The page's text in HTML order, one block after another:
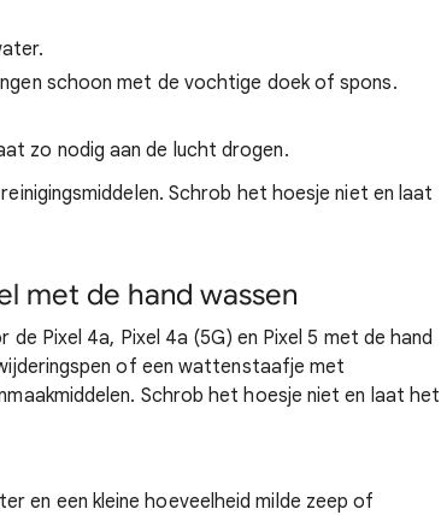
schoon met de vochtige doek of spons.
zo nodig aan de lucht drogen.
Schrob het hoesje niet en laat
met de hand wassen
Pixel 4a, Pixel 4a (5G) en Pixel 5 met de hand
of een wattenstaafje met
Schrob het hoesje niet en laat het
en een kleine hoeveelheid milde zeep of